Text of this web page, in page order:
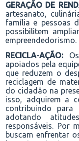
GERAÇÃO DE
artesanato,
família e pessoas
possibilitem
empreendedorismo.
RECICLA-AÇÃO:
apoiados pela
que reduzem o
reciclagem de
do cidadão na
isso, adquirem a
contribuindo para
adotando
responsáveis. Por
buscam enfrentar